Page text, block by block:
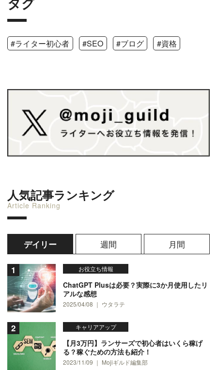
#ライター初心者 #SEO #ブログ #資格
人気記事ランキング
Article Ranking
デイリー 週間 月間
お役立ち情報
ChatGPT Plusは必要？実際に3か月使用したリ
アルな感想
2025/04/08 ｜ ウタラテ
キャリアアップ
【月3万円】ランサーズで初心者はいくら稼げ
る？稼ぐための方法も紹介！
2023/11/09 ｜ Mojiギルド編集部